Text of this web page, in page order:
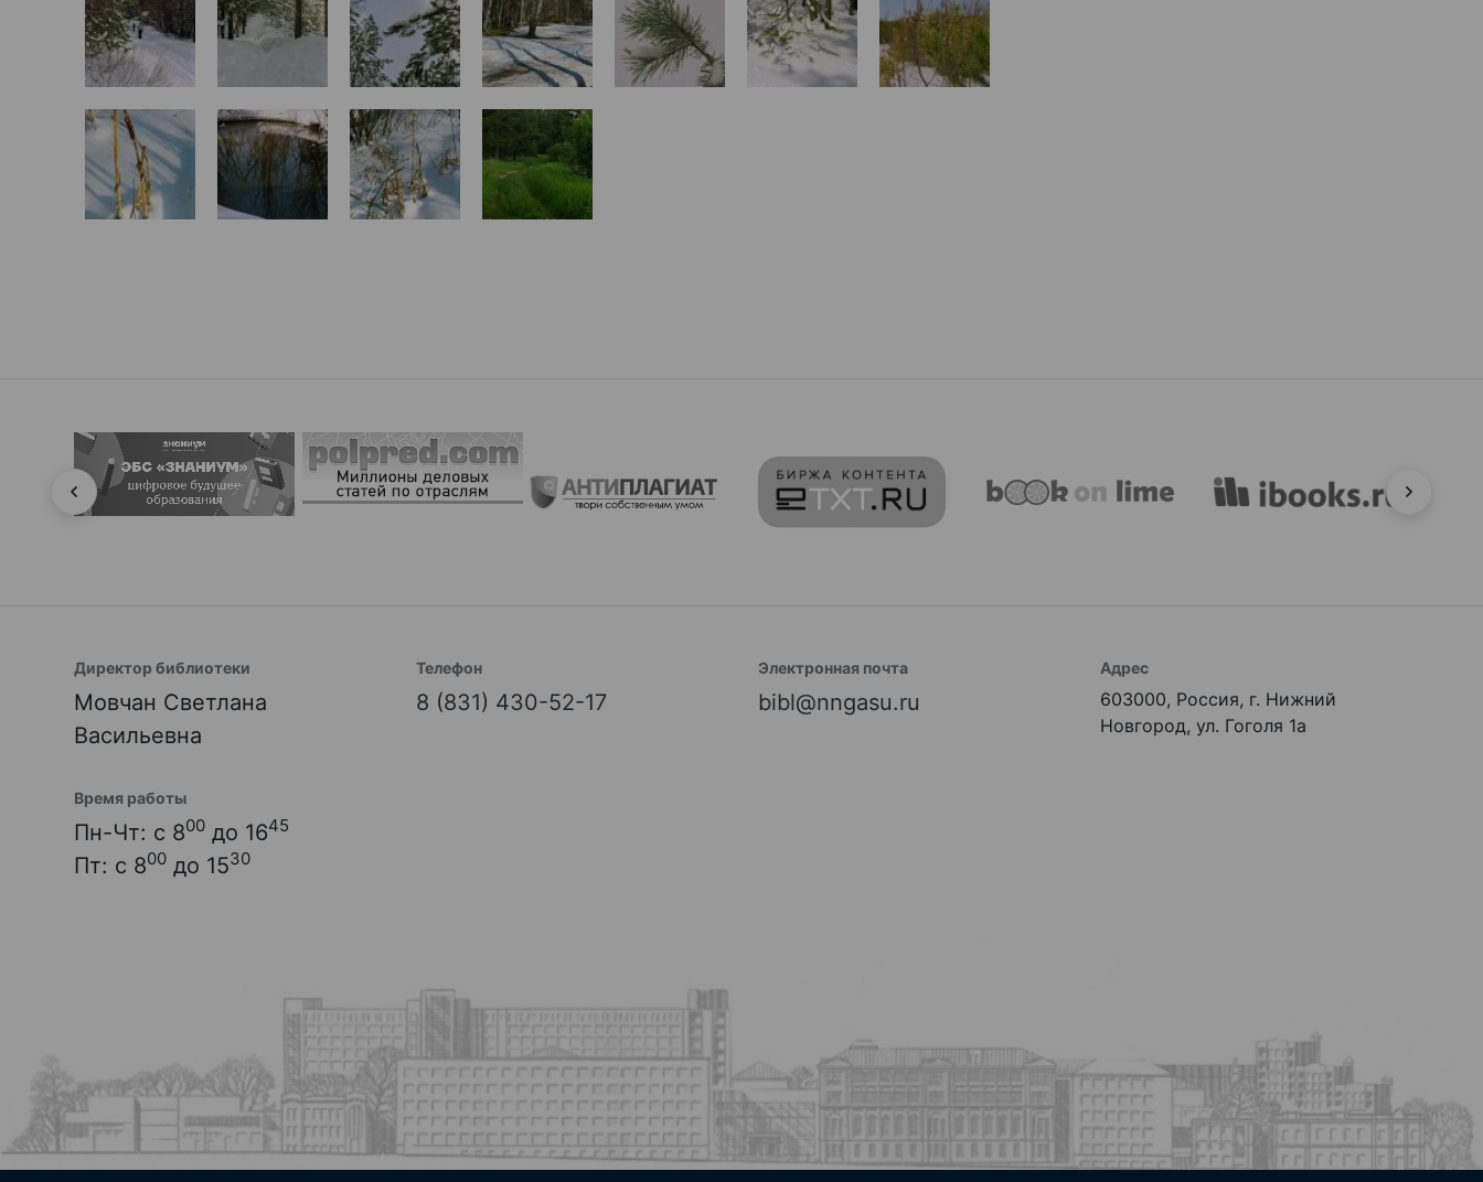
Директор библиотеки
Мовчан Светлана
Васильевна
Телефон
8 (831) 430-52-17
Электронная почта
bibl@nngasu.ru
Адрес
603000, Россия, г. Нижний
Новгород, ул. Гоголя 1а
Время работы
Пн-Чт: с 800 до 1645
Пт: с 800 до 1530